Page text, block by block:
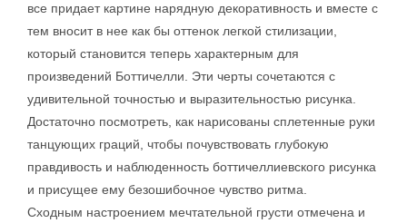
все придает картине нарядную декоративность и вместе с
тем вносит в нее как бы оттенок легкой стилизации,
который становится теперь характерным для
произведений Боттичелли. Эти черты сочетаются с
удивительной точностью и выразительностью рисунка.
Достаточно посмотреть, как нарисованы сплетенные руки
танцующих граций, чтобы почувствовать глубокую
правдивость и наблюденность боттичеллиевского рисунка
и присущее ему безошибочное чувство ритма.
Сходным настроением мечтательной грусти отмечена и